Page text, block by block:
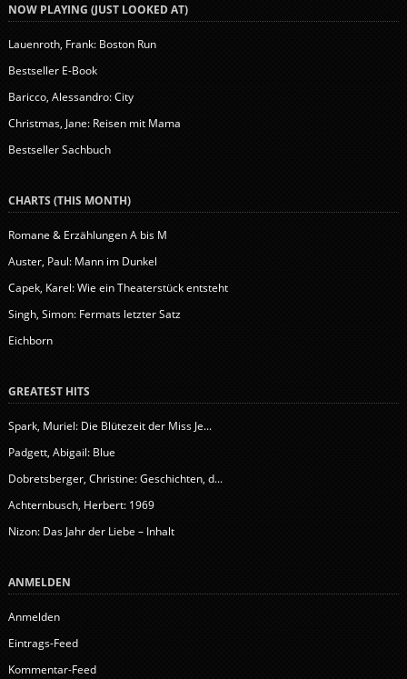
NOW PLAYING (JUST LOOKED AT)
Lauenroth, Frank: Boston Run
Bestseller E-Book
Baricco, Alessandro: City
Christmas, Jane: Reisen mit Mama
Bestseller Sachbuch
CHARTS (THIS MONTH)
Romane & Erzählungen A bis M
Auster, Paul: Mann im Dunkel
Capek, Karel: Wie ein Theaterstück entsteht
Singh, Simon: Fermats letzter Satz
Eichborn
GREATEST HITS
Spark, Muriel: Die Blütezeit der Miss Je...
Padgett, Abigail: Blue
Dobretsberger, Christine: Geschichten, d...
Achternbusch, Herbert: 1969
Nizon: Das Jahr der Liebe – Inhalt
ANMELDEN
Anmelden
Eintrags-Feed
Kommentar-Feed